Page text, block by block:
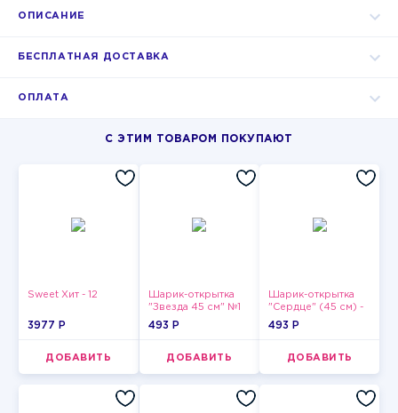
ОПИСАНИЕ
БЕСПЛАТНАЯ ДОСТАВКА
ОПЛАТА
С ЭТИМ ТОВАРОМ ПОКУПАЮТ
Sweet Хит - 12
3977 P
ДОБАВИТЬ
Шарик-открытка
"Звезда 45 см" №1
493 P
ДОБАВИТЬ
Шарик-открытка
"Сердце" (45 см) -
2
493 P
ДОБАВИТЬ